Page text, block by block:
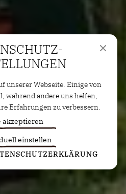
unserer Webseite. Einige von
während andere uns helfen,
Erfahrungen zu verbessern.
akzeptieren
einstellen
anonyme Statistiken. Diese
zu verstehen, wie wir
weiter optimieren können.